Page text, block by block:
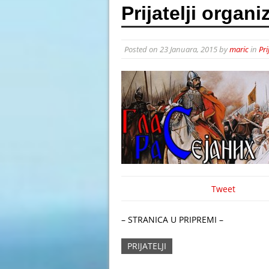
13 Septembra, 2025 in
9 Augusta, 2025 in
Prijatelji
Posted on 23 Januara, 2015bymaricin
Tweet
– STRANICA U PRIPREMI –
PRIJATELJI